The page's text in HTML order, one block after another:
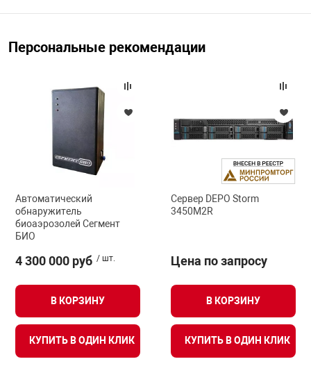
Персональные рекомендации
Автоматический
обнаружитель
биоаэрозолей Сегмент
БИО
4 300 000 руб / шт.
В КОРЗИНУ
КУПИТЬ В ОДИН КЛИК
Сервер DEPO Storm
3450M2R
Цена по запросу
В КОРЗИНУ
КУПИТЬ В ОДИН КЛИК